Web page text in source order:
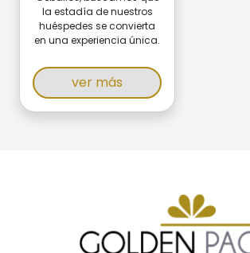
la estadía de nuestros
huéspedes se convierta
en una experiencia única.
ver más